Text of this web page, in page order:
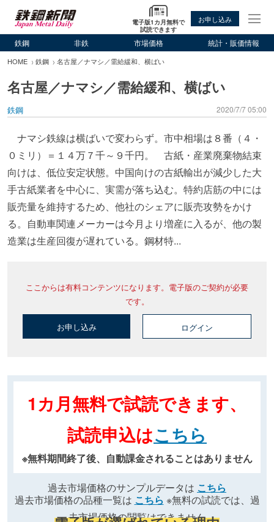
電子版1カ月無料で
試読できます
お申し込み
鉄鋼 非鉄 市場価格 統計・販価情報
HOME 鉄鋼 名古屋／ナマシ／需給緩和、横ばい
名古屋／ナマシ／需給緩和、横ばい
鉄鋼 2020/7/7 05:00
ナマシ鉄線は横ばいで変わらず。市中相場は８番（４・
０ミリ）＝１４万７千～９千円。 古紙・産業廃棄物結束
向けは、低位安定状態。中国向けの古紙輸出が減少した大
手古紙業者を中心に、実需が落ち込む。特約店筋の中には
販売量を維持するため、他社のシェアに販売攻勢をかけ
る。自動車関連メーカーは今月より増産に入るが、他の製
造業は生産回復が遅れている。鋼材特...
ここからは有料コンテンツになります。電子版のご契約が必要
です。
お申し込み ログイン
1カ月無料で試読できます、
試読申込はこちら
※無料期間終了後、自動課金されることはありません
過去市場価格のサンプルデータは こちら
過去市場価格の品種一覧は こちら ※無料の試読では、過
去市場価格の閲覧はできません